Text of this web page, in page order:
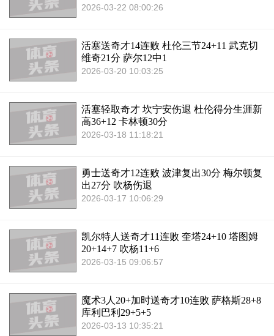
2026-03-22 08:00:26
活塞送奇才14连败 杜伦三节24+11 武克切
维奇21分 萨尔12中1
2026-03-20 10:03:25
活塞轻取奇才 坎宁安伤退 杜伦得分生涯新
高36+12 卡林顿30分
2026-03-18 11:18:21
勇士送奇才12连败 波津复出30分 梅尔顿复
出27分 吹杨伤退
2026-03-17 10:06:29
凯尔特人送奇才11连败 奎塔24+10 塔图姆
20+14+7 吹杨11+6
2026-03-15 09:06:57
魔术3人20+加时送奇才10连败 萨格斯28+8
库利巴利29+5+5
2026-03-13 10:35:21